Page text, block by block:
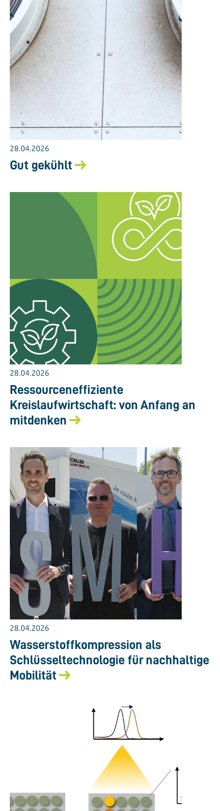
28.04.2026
Gut gekühlt
28.04.2026
Ressourceneffiziente
Kreislaufwirtschaft: von Anfang an
mitdenken
28.04.2026
Wasserstoffkompression als
Schlüsseltechnologie für nachhaltige
Mobilität